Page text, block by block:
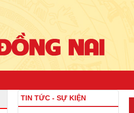
TIN TỨC - SỰ KIỆN